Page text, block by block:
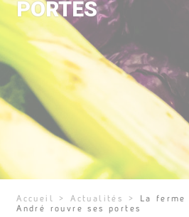
PORTES
Accueil >Actualités >
La
André rouvre ses portes